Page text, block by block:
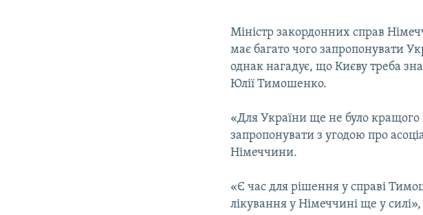
Міністр закордонних справ
має багато чого запропонувати
однак нагадує, що Києву треба
Юлії Тимошенко.
«Для України ще не було
запропонувати з угодою про
Німеччини.
«Є час для рішення у справі
лікування у Німеччині ще у